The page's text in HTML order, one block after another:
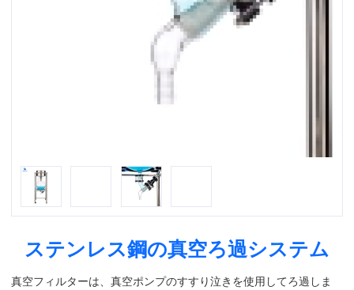
ステンレス鋼の真空ろ過システム
真空フィルターは、真空ポンプのすすり泣きを使用してろ過しま